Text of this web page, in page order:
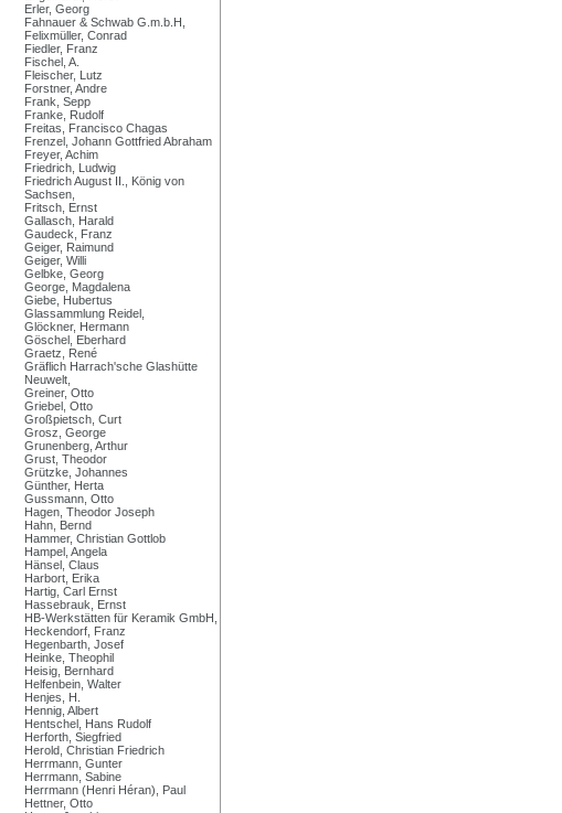
Erler, Georg
Fahnauer & Schwab G.m.b.H,
Felixmüller, Conrad
Fiedler, Franz
Fischel, A.
Fleischer, Lutz
Forstner, Andre
Frank, Sepp
Franke, Rudolf
Freitas, Francisco Chagas
Frenzel, Johann Gottfried Abraham
Freyer, Achim
Friedrich, Ludwig
Friedrich August II., König von
Sachsen,
Fritsch, Ernst
Gallasch, Harald
Gaudeck, Franz
Geiger, Raimund
Geiger, Willi
Gelbke, Georg
George, Magdalena
Giebe, Hubertus
Glassammlung Reidel,
Glöckner, Hermann
Göschel, Eberhard
Graetz, René
Gräflich Harrach'sche Glashütte
Neuwelt,
Greiner, Otto
Griebel, Otto
Großpietsch, Curt
Grosz, George
Grunenberg, Arthur
Grust, Theodor
Grützke, Johannes
Günther, Herta
Gussmann, Otto
Hagen, Theodor Joseph
Hahn, Bernd
Hammer, Christian Gottlob
Hampel, Angela
Hänsel, Claus
Harbort, Erika
Hartig, Carl Ernst
Hassebrauk, Ernst
HB-Werkstätten für Keramik GmbH,
Heckendorf, Franz
Hegenbarth, Josef
Heinke, Theophil
Heisig, Bernhard
Helfenbein, Walter
Henjes, H.
Hennig, Albert
Hentschel, Hans Rudolf
Herforth, Siegfried
Herold, Christian Friedrich
Herrmann, Gunter
Herrmann, Sabine
Herrmann (Henri Héran), Paul
Hettner, Otto